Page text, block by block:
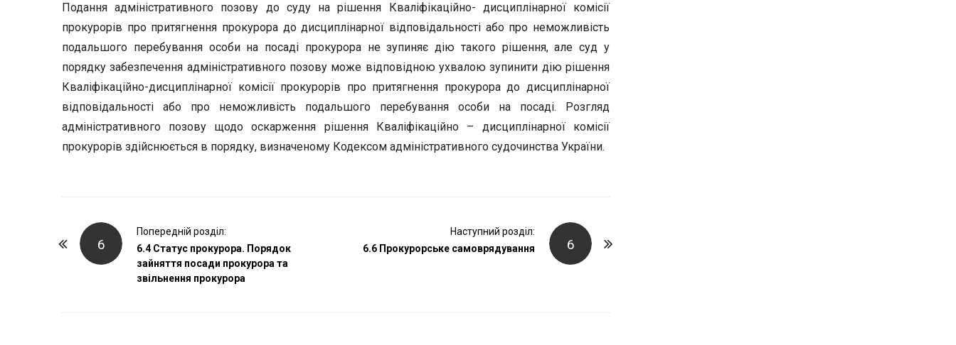
Подання адміністративного позову до суду на рішення Кваліфікаційно- дисциплінарної комісії
прокурорів про притягнення прокурора до дисциплінарної відповідальності або про неможливість
подальшого перебування особи на посаді прокурора не зупиняє дію такого рішення, але суд у
порядку забезпечення адміністративного позову може відповідною ухвалою зупинити дію рішення
Кваліфікаційно-дисциплінарної комісії прокурорів про притягнення прокурора до дисциплінарної
відповідальності або про неможливість подальшого перебування особи на посаді. Розгляд
адміністративного позову щодо оскарження рішення Кваліфікаційно – дисциплінарної комісії
прокурорів здійснюється в порядку, визначеному Кодексом адміністративного судочинства України.
6
Попередній розділ:
6.4 Статус прокурора. Порядок
зайняття посади прокурора та
звільнення прокурора
6
Наступний розділ:
6.6 Прокурорське самоврядування